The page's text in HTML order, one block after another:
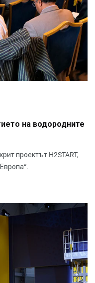
на водородните
проектът H2START,